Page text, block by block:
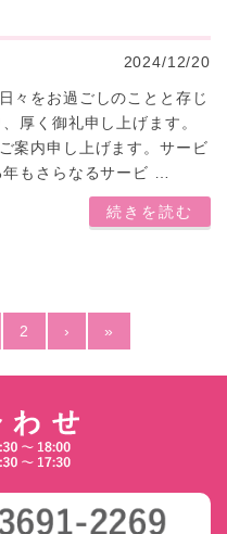
2024/12/20
々をお過ごしのことと存じ
厚く御礼申し上げます。
案内申し上げます。サービ
もさらなるサービ …
続きを読む
2 › »